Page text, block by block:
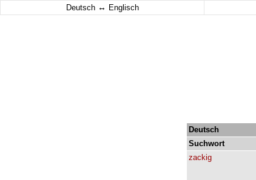
Deutsch ↔ Englisch
Deutsch
Suchwort
zackig